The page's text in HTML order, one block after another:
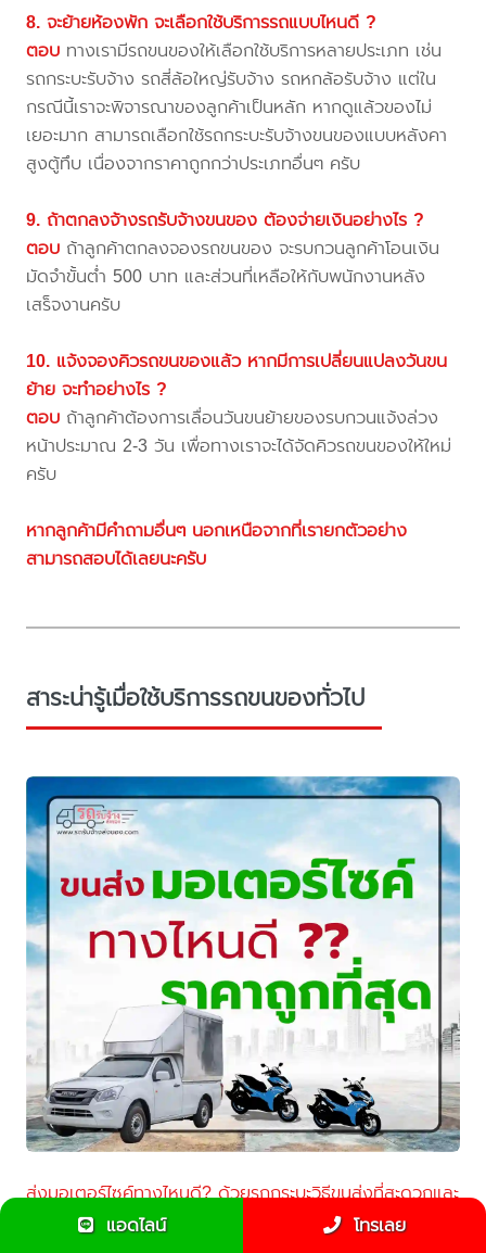
8. จะย้ายห้องพัก จะเลือกใช้บริการรถแบบไหนดี ?
ตอบ ทางเรามีรถขนของให้เลือกใช้บริการหลายประเภท เช่น
รถกระบะรับจ้าง รถสี่ล้อใหญ่รับจ้าง รถหกล้อรับจ้าง แต่ใน
กรณีนี้เราจะพิจารณาของลูกค้าเป็นหลัก หากดูแล้วของไม่
เยอะมาก สามารถเลือกใช้รถกระบะรับจ้างขนของแบบหลังคา
สูงตู้ทึบ เนื่องจากราคาถูกกว่าประเภทอื่นๆ ครับ
9. ถ้าตกลงจ้างรถรับจ้างขนของ ต้องจ่ายเงินอย่างไร ?
ตอบ ถ้าลูกค้าตกลงจองรถขนของ จะรบกวนลูกค้าโอนเงิน
มัดจำขั้นต่ำ 500 บาท และส่วนที่เหลือให้กับพนักงานหลัง
เสร็จงานครับ
10. แจ้งจองคิวรถขนของแล้ว หากมีการเปลี่ยนแปลงวันขน
ย้าย จะทำอย่างไร ?
ตอบ ถ้าลูกค้าต้องการเลื่อนวันขนย้ายของรบกวนแจ้งล่วง
หน้าประมาณ 2-3 วัน เพื่อทางเราจะได้จัดคิวรถขนของให้ใหม่
ครับ
หากลูกค้ามีคำถามอื่นๆ นอกเหนือจากที่เรายกตัวอย่าง
สามารถสอบได้เลยนะครับ
สาระน่ารู้เมื่อใช้บริการรถขนของทั่วไป
ส่งมอเตอร์ไซค์ทางไหนดี? ด้วยรถกระบะวิธีขนส่งที่สะดวกและ
ปลอดภัยที่สุดแอดไลน์ โทรเลย